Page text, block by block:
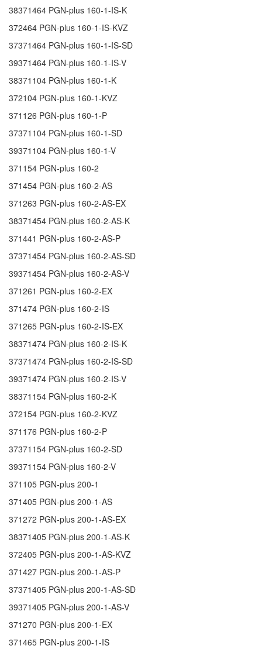
38371464 PGN-plus 160-1-IS-K
372464 PGN-plus 160-1-IS-KVZ
37371464 PGN-plus 160-1-IS-SD
39371464 PGN-plus 160-1-IS-V
38371104 PGN-plus 160-1-K
372104 PGN-plus 160-1-KVZ
371126 PGN-plus 160-1-P
37371104 PGN-plus 160-1-SD
39371104 PGN-plus 160-1-V
371154 PGN-plus 160-2
371454 PGN-plus 160-2-AS
371263 PGN-plus 160-2-AS-EX
38371454 PGN-plus 160-2-AS-K
371441 PGN-plus 160-2-AS-P
37371454 PGN-plus 160-2-AS-SD
39371454 PGN-plus 160-2-AS-V
371261 PGN-plus 160-2-EX
371474 PGN-plus 160-2-IS
371265 PGN-plus 160-2-IS-EX
38371474 PGN-plus 160-2-IS-K
37371474 PGN-plus 160-2-IS-SD
39371474 PGN-plus 160-2-IS-V
38371154 PGN-plus 160-2-K
372154 PGN-plus 160-2-KVZ
371176 PGN-plus 160-2-P
37371154 PGN-plus 160-2-SD
39371154 PGN-plus 160-2-V
371105 PGN-plus 200-1
371405 PGN-plus 200-1-AS
371272 PGN-plus 200-1-AS-EX
38371405 PGN-plus 200-1-AS-K
372405 PGN-plus 200-1-AS-KVZ
371427 PGN-plus 200-1-AS-P
37371405 PGN-plus 200-1-AS-SD
39371405 PGN-plus 200-1-AS-V
371270 PGN-plus 200-1-EX
371465 PGN-plus 200-1-IS